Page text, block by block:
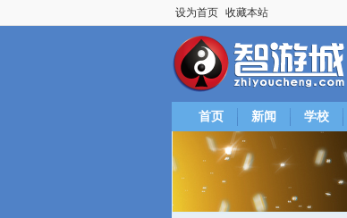
设为首页 收藏本站
首页 新闻 学校